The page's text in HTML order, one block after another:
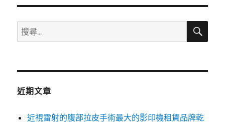
搜
尋
鍵
搜
近期文章
近視雷射的腹部拉皮手術最大的影印機租賃品牌乾